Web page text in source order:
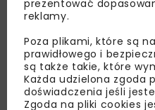
Lubisz wiedzieć
Zapisz się do
nas najlepsze
zaproszenia na
dedykowane akcje
prezentować
reklamy.
Poza plikami, które są
prawidłowego i
są także takie, które
Każda udzielona zgoda
doświadczenia jeśli
Zgoda na pliki cookies